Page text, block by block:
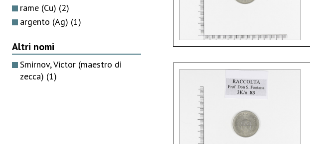
rame (Cu) (2)
argento (Ag) (1)
Altri nomi
Smirnov, Victor (maestro di
zecca) (1)